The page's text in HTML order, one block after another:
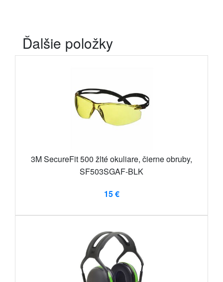
Ďalšie položky
3M SecureFit 500 žlté okuliare, čierne obruby,
SF503SGAF-BLK
15 €